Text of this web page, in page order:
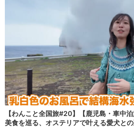
【わんこと全国旅#20】【鹿児島・車中
美食を巡る、オステリアで叶える愛犬と